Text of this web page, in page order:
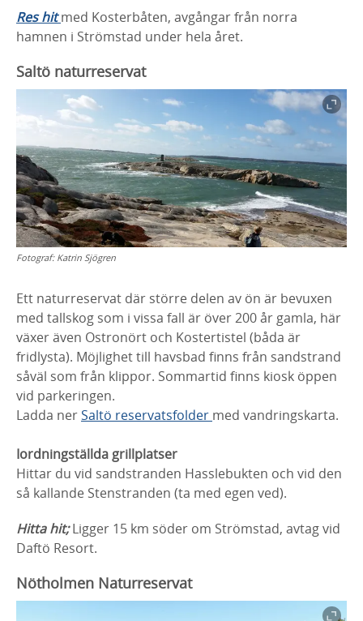
Res hit med Kosterbåten, avgångar från norra
hamnen i Strömstad under hela året.
Saltö naturreservat
Fotograf: Katrin Sjögren
Ett naturreservat där större delen av ön är bevuxen
med tallskog som i vissa fall är över 200 år gamla, här
växer även Ostronört och Kostertistel (båda är
fridlysta). Möjlighet till havsbad finns från sandstrand
såväl som från klippor. Sommartid finns kiosk öppen
vid parkeringen.
Ladda nerSaltö reservatsfolder med vandringskarta.
Iordningställda grillplatser
Hittar du vid sandstranden Hasslebukten och vid den
så kallande Stenstranden (ta med egen ved).
Hitta hit; Ligger 15 km söder om Strömstad, avtag vid
Daftö Resort.
Nötholmen Naturreservat